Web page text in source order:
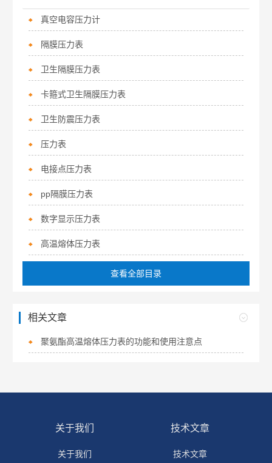
真空电容压力计
隔膜压力表
卫生隔膜压力表
卡箍式卫生隔膜压力表
卫生防震压力表
压力表
电接点压力表
pp隔膜压力表
数字显示压力表
高温熔体压力表
查看全部目录
相关文章
聚氨酯高温熔体压力表的功能和使用注意点
关于我们
关于我们
技术文章
技术文章